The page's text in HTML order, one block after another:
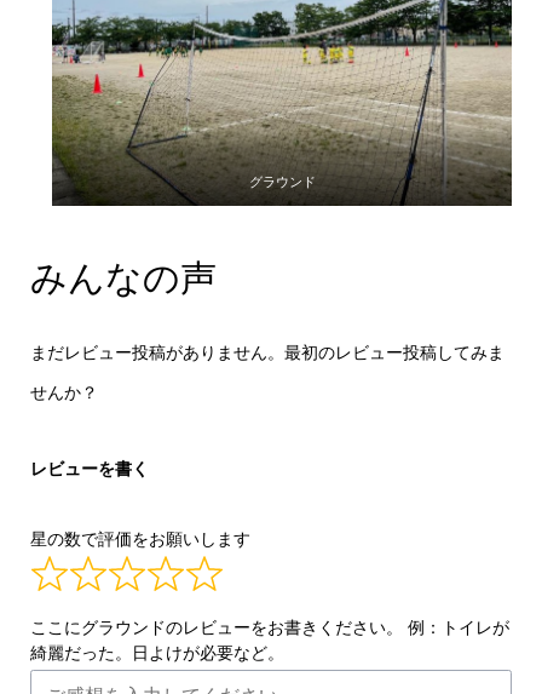
グラウンド
みんなの声
まだレビュー投稿がありません。最初のレビュー投稿してみま
せんか？
レビューを書く
星の数で評価をお願いします
ここにグラウンドのレビューをお書きください。 例：トイレが
綺麗だった。日よけが必要など。